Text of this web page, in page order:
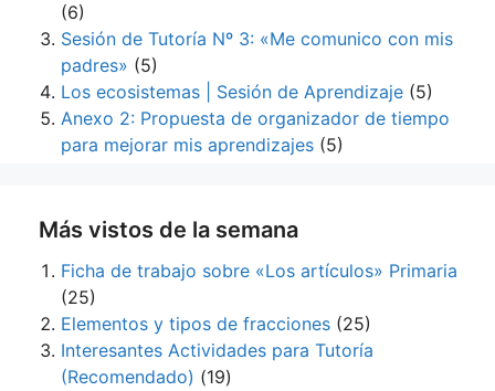
(6)
Sesión de Tutoría Nº 3: «Me comunico con mis
padres» (5)
Los ecosistemas | Sesión de Aprendizaje (5)
Anexo 2: Propuesta de organizador de tiempo
para mejorar mis aprendizajes (5)
Más vistos de la semana
Ficha de trabajo sobre «Los artículos» Primaria
(25)
Elementos y tipos de fracciones (25)
Interesantes Actividades para Tutoría
(Recomendado) (19)